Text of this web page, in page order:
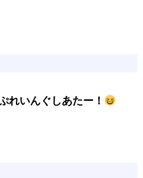
れいんぐしあたー！